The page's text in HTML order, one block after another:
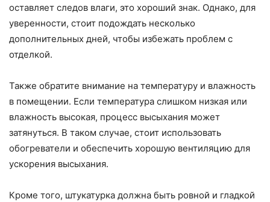
оставляет следов влаги, это хороший знак. Однако, для
уверенности, стоит подождать несколько
дополнительных дней, чтобы избежать проблем с
отделкой.
Также обратите внимание на температуру и влажность
в помещении. Если температура слишком низкая или
влажность высокая, процесс высыхания может
затянуться. В таком случае, стоит использовать
обогреватели и обеспечить хорошую вентиляцию для
ускорения высыхания.
Кроме того, штукатурка должна быть ровной и гладкой